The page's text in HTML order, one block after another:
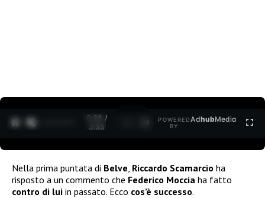
0:29 /
3:35
POWERED
BY
AdhubMedia
Nella prima puntata di Belve Riccardo Scamarcio ha
risposto a un commento che Federico Moccia ha fatto
contro di lui in passato. Ecco cos’è successo.